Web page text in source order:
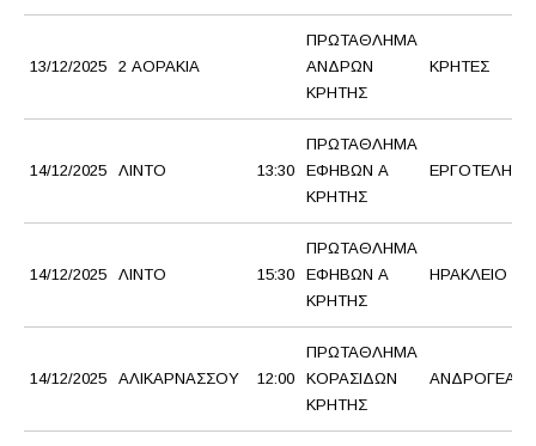
13/12/2025 2 ΑΟΡΑΚΙΑ
ΠΡΩΤΑΘΛΗΜΑ
ΑΝΔΡΩΝ
ΚΡΗΤΗΣ
ΚΡΗΤΕΣ
14/12/2025 ΛΙΝΤΟ 13:30
ΠΡΩΤΑΘΛΗΜΑ
ΕΦΗΒΩΝ Α
ΚΡΗΤΗΣ
ΕΡΓΟΤΕΛΗΣ
14/12/2025 ΛΙΝΤΟ 15:30
ΠΡΩΤΑΘΛΗΜΑ
ΕΦΗΒΩΝ Α
ΚΡΗΤΗΣ
ΗΡΑΚΛΕΙΟ
14/12/2025 ΑΛΙΚΑΡΝΑΣΣΟΥ 12:00
ΠΡΩΤΑΘΛΗΜΑ
ΚΟΡΑΣΙΔΩΝ
ΚΡΗΤΗΣ
ΑΝΔΡΟΓΕΑΣ